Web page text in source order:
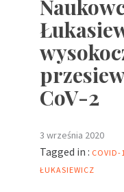
CoV-2
3 września 2020
Tagged in : COVID-
ŁUKASIEWICZ